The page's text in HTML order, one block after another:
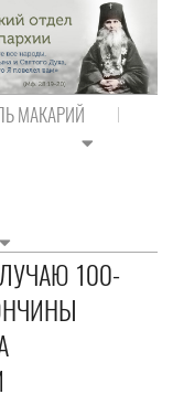
МАКАРИЙ
100-